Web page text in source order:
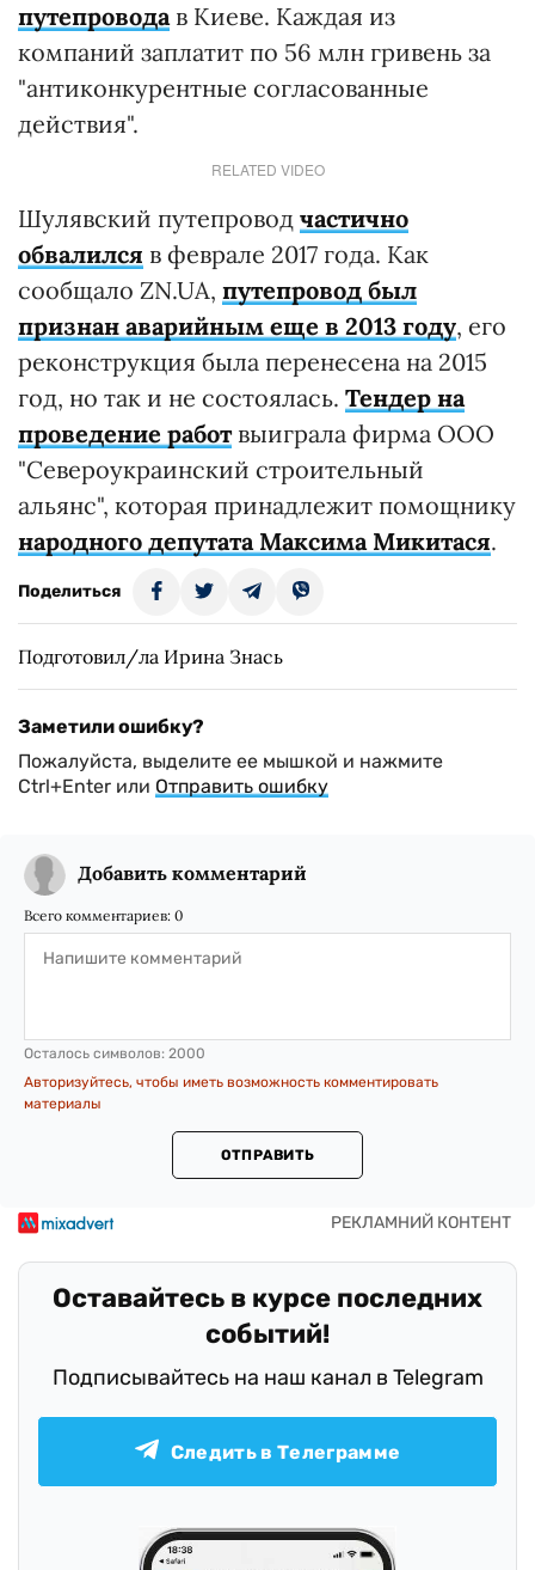
путепроводав Киеве. Каждая из
компаний заплатит по 56 млн гривень за
"антиконкурентные согласованные
действия".
RELATED VIDEO
Шулявский путепровод частично
обвалился в феврале 2017 года. Как
сообщало ZN.UA, путепровод был
признан аварийным еще в 2013 году, его
реконструкция была перенесена на 2015
год, но так и не состоялась. Тендер на
проведение работвыиграла фирма ООО
"Североукраинский строительный
альянс", которая принадлежит помощнику
народного депутата Максима Микитася.
Поделиться
Подготовил/ла Ирина Знась
Заметили ошибку?
Пожалуйста, выделите ее мышкой и нажмите
Ctrl+Enter или Отправить ошибку
Добавить комментарий
Всего комментариев: 0
Осталось символов: 2000
Авторизуйтесь, чтобы иметь возможность комментировать
материалы
ОТПРАВИТЬ
Оставайтесь в курсе последних
событий!
Подписывайтесь на наш канал в Telegram
Следить в Телеграмме